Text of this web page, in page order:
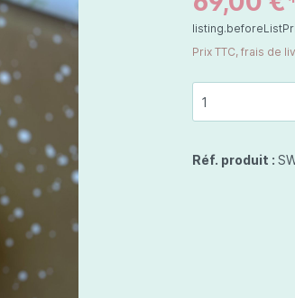
Sets & CoffretsPrix TTC, frais de
Réf. produit :